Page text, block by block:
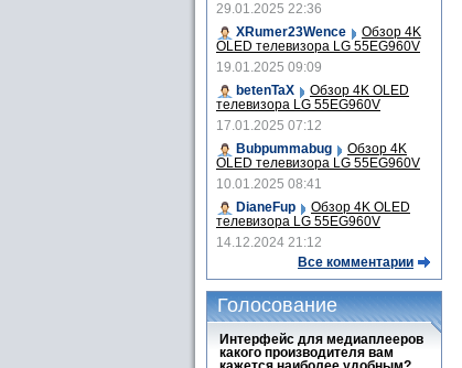
29.01.2025 22:36
XRumer23Wence
Обзор 4K
OLED телевизора LG 55EG960V
19.01.2025 09:09
betenTaX
Обзор 4K OLED
телевизора LG 55EG960V
17.01.2025 07:12
Bubpummabug
Обзор 4K
OLED телевизора LG 55EG960V
10.01.2025 08:41
DianeFup
Обзор 4K OLED
телевизора LG 55EG960V
14.12.2024 21:12
Все комментарии
Голосование
Интерфейс для медиаплееров
какого производителя вам